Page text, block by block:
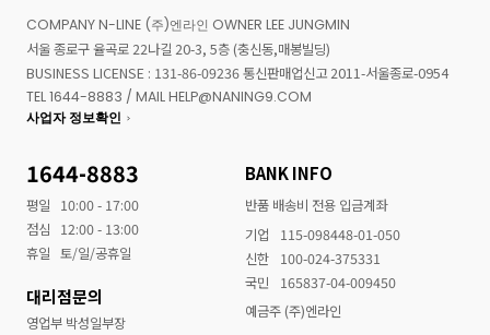
COMPANY N-LINE (주)엔라인 OWNER LEE JUNGMIN
서울 종로구 율곡로 22나길 20-3, 5층 (충신동,매봉빌딩)
BUSINESS LICENSE : 131-86-09236 통신판매업신고 2011-서울종로-0954
TEL 1644-8883 / MAIL HELP@NANING9.COM
사업자 정보확인
1644-8883
평일
10:00 - 17:00
점심
12:00 - 13:00
휴일 토/일/공휴일
대리점문의
영업부 박성일부장
BANK INFO
반품 배송비 전용 입금계좌
기업
115-098448-01-050
신한
100-024-375331
국민
165837-04-009450
예금주 (주)엔라인